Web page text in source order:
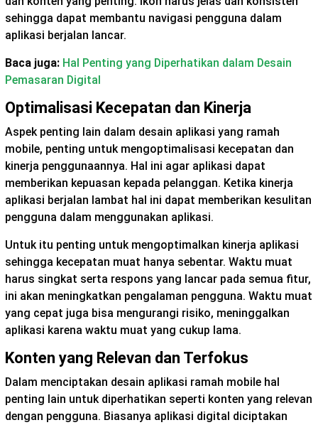
sehingga dapat membantu navigasi pengguna dalam
aplikasi berjalan lancar.
Baca juga: Hal Penting yang Diperhatikan dalam Desain
Pemasaran Digital
Optimalisasi Kecepatan dan Kinerja
Aspek penting lain dalam desain aplikasi yang ramah
mobile, penting untuk mengoptimalisasi kecepatan dan
kinerja penggunaannya. Hal ini agar aplikasi dapat
memberikan kepuasan kepada pelanggan. Ketika kinerja
aplikasi berjalan lambat hal ini dapat memberikan kesulitan
pengguna dalam menggunakan aplikasi.
Untuk itu penting untuk mengoptimalkan kinerja aplikasi
sehingga kecepatan muat hanya sebentar. Waktu muat
harus singkat serta respons yang lancar pada semua fitur,
ini akan meningkatkan pengalaman pengguna. Waktu muat
yang cepat juga bisa mengurangi risiko, meninggalkan
aplikasi karena waktu muat yang cukup lama.
Konten yang Relevan dan Terfokus
Dalam menciptakan desain aplikasi ramah mobile hal
penting lain untuk diperhatikan seperti konten yang relevan
dengan pengguna. Biasanya aplikasi digital diciptakan